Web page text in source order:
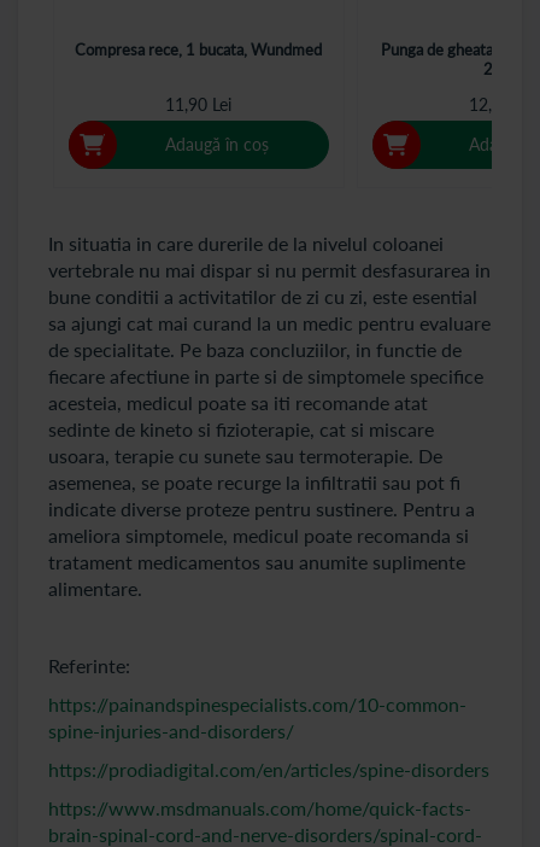
Compresa rece, 1 bucata, Wundmed
11,90 Lei
Adaugă în coș
Punga de gheata
236g
12,00 Lei
Adaugă
In situatia in care durerile de la nivelul coloanei
vertebrale nu mai dispar si nu permit desfasurarea in
bune conditii a activitatilor de zi cu zi, este esential
sa ajungi cat mai curand la un medic pentru evaluare
de specialitate. Pe baza concluziilor, in functie de
fiecare afectiune in parte si de simptomele specifice
acesteia, medicul poate sa iti recomande atat
sedinte de kineto si fizioterapie, cat si miscare
usoara, terapie cu sunete sau termoterapie. De
asemenea, se poate recurge la infiltratii sau pot fi
indicate diverse proteze pentru sustinere. Pentru a
ameliora simptomele, medicul poate recomanda si
tratament medicamentos sau anumite suplimente
alimentare.
Referinte:
https://painandspinespecialists.com/10-common-
spine-injuries-and-disorders/
https://prodiadigital.com/en/articles/spine-disorders
https://www.msdmanuals.com/home/quick-facts-
brain-spinal-cord-and-nerve-disorders/spinal-cord-